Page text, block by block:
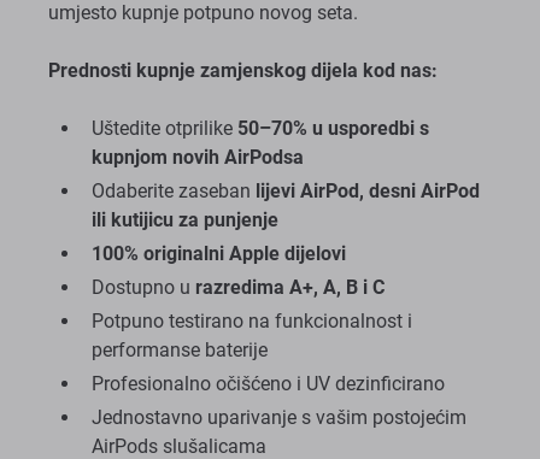
umjesto kupnje potpuno novog seta.
Prednosti kupnje zamjenskog dijela kod nas:
Uštedite otprilike 50–70% u usporedbi s
kupnjom novih AirPodsa
Odaberite zaseban lijevi AirPod, desni AirPod
ili kutijicu za punjenje
100% originalni Apple dijelovi
Dostupno u razredima A+, A, B i C
Potpuno testirano na funkcionalnost i
performanse baterije
Profesionalno očišćeno i UV dezinficirano
Jednostavno uparivanje s vašim postojećim
AirPods slušalicama